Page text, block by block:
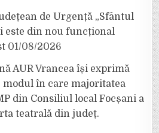
de Urgență „Sfântul
este din nou funcțional
01/08/2026
AUR Vrancea își exprimă
modul în care majoritatea
din Consiliul local Focșani a
teatrală din județ.